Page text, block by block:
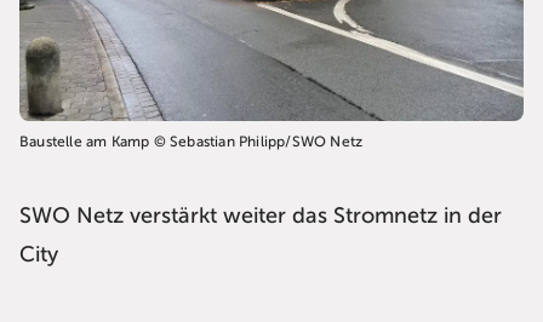
Baustelle am Kamp © Sebastian Philipp/SWO Netz
SWO Netz verstärkt weiter das Stromnetz in der
City